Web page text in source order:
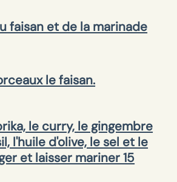
faisan et de la marinade
le faisan.
le curry, le gingembre
l'huile d'olive, le sel et le
et laisser mariner 15